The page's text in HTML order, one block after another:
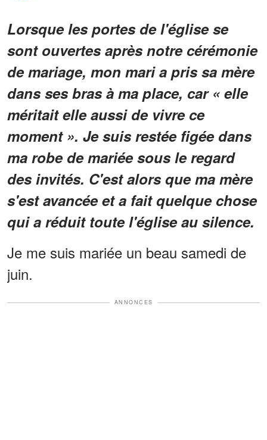
Lorsque les portes de l'église se
sont ouvertes après notre cérémonie
de mariage, mon mari a pris sa mère
dans ses bras à ma place, car « elle
méritait elle aussi de vivre ce
moment ». Je suis restée figée dans
ma robe de mariée sous le regard
des invités. C'est alors que ma mère
s'est avancée et a fait quelque chose
qui a réduit toute l'église au silence.
Je me suis mariée un beau samedi de
juin.
ANNONCES